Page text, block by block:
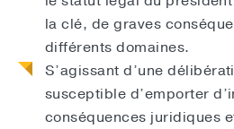
la clé, de graves
différents domaines.
S’agissant d’une
susceptible d’emporter
conséquences juridiques